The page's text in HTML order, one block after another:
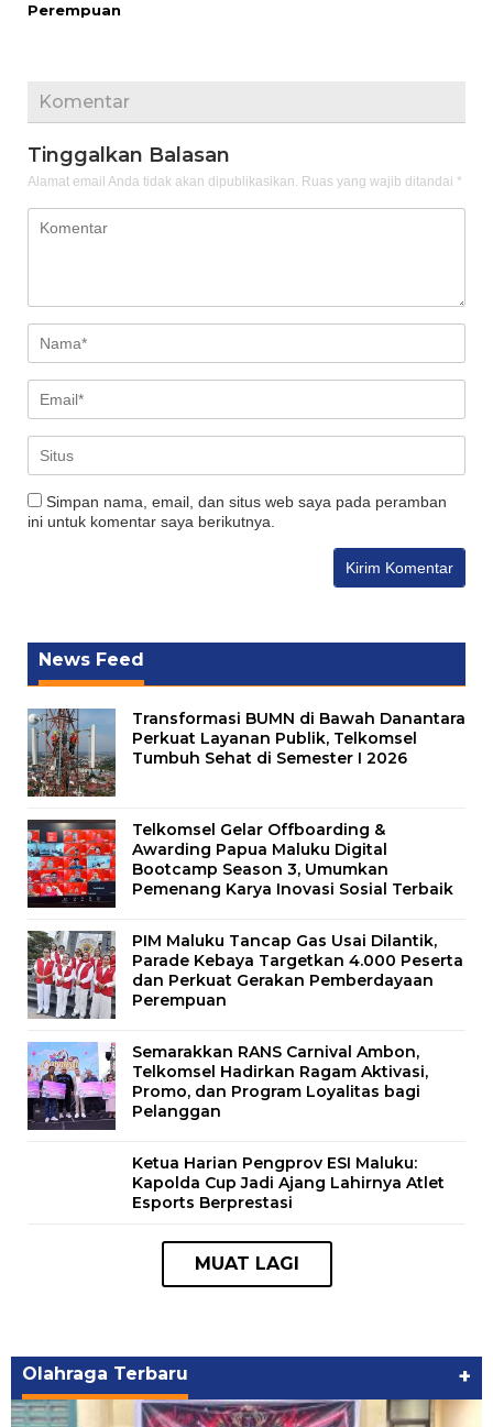
Perempuan
Komentar
Tinggalkan Balasan
Alamat email Anda tidak akan dipublikasikan. Ruas yang wajib ditandai *
Simpan nama, email, dan situs web saya pada peramban
ini untuk komentar saya berikutnya.
News Feed
Transformasi BUMN di Bawah Danantara
Perkuat Layanan Publik, Telkomsel
Tumbuh Sehat di Semester I 2026
Telkomsel Gelar Offboarding &
Awarding Papua Maluku Digital
Bootcamp Season 3, Umumkan
Pemenang Karya Inovasi Sosial Terbaik
PIM Maluku Tancap Gas Usai Dilantik,
Parade Kebaya Targetkan 4.000 Peserta
dan Perkuat Gerakan Pemberdayaan
Perempuan
Semarakkan RANS Carnival Ambon,
Telkomsel Hadirkan Ragam Aktivasi,
Promo, dan Program Loyalitas bagi
Pelanggan
Ketua Harian Pengprov ESI Maluku:
Kapolda Cup Jadi Ajang Lahirnya Atlet
Esports Berprestasi
Olahraga Terbaru +